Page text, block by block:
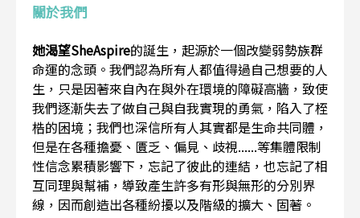
關於我們
她渴望SheAspire的誕生，起源於一個改變弱勢族群
命運的念頭。我們認為所有人都值得過自己想要的人
生，只是因著來自內在與外在環境的障礙高牆，致使
我們逐漸失去了做自己與自我實現的勇氣，陷入了桎
梏的困境；我們也深信所有人其實都是生命共同體，
但是在各種擔憂、匱乏、偏見、歧視......等集體限制
性信念累積影響下，忘記了彼此的連結，也忘記了相
互同理與幫補，導致產生許多有形與無形的分別界
線，因而創造出各種紛擾以及階級的擴大、固著。